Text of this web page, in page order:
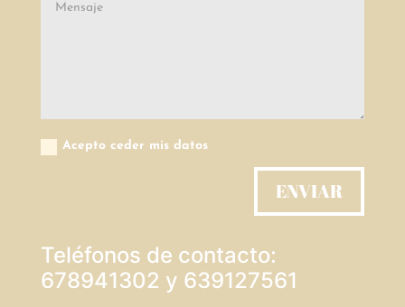
Acepto ceder mis datos
ENVIAR
Teléfonos de contacto:
678941302 y 639127561